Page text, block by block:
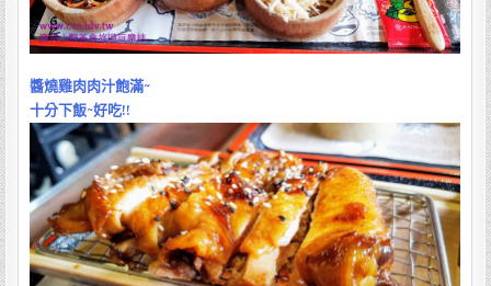
醬燒雞肉肉汁飽滿~
十分下飯~好吃!!